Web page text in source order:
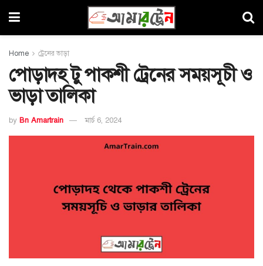
Home ট্রেনের ভাড়া
পোড়াদহ টু পাকশী ট্রেনের সময়সূচী ও
ভাড়া তালিকা
by Bn Amartrain মার্চ 6, 2024